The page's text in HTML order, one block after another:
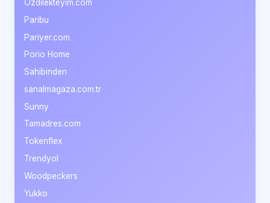
Özdilekteyim.com
Paribu
Pariyer.com
Porio Home
Sahibinden
sanalmagaza.com.tr
Sunny
Tamadres.com
Tokenflex
Trendyol
Woodpeckers
Yukko